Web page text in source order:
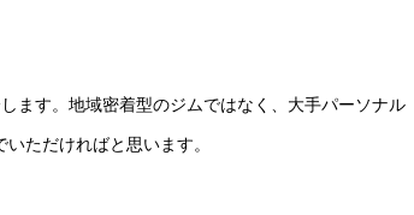
ます。地域密着型のジムではなく、大手パーソナル
ただければと思います。